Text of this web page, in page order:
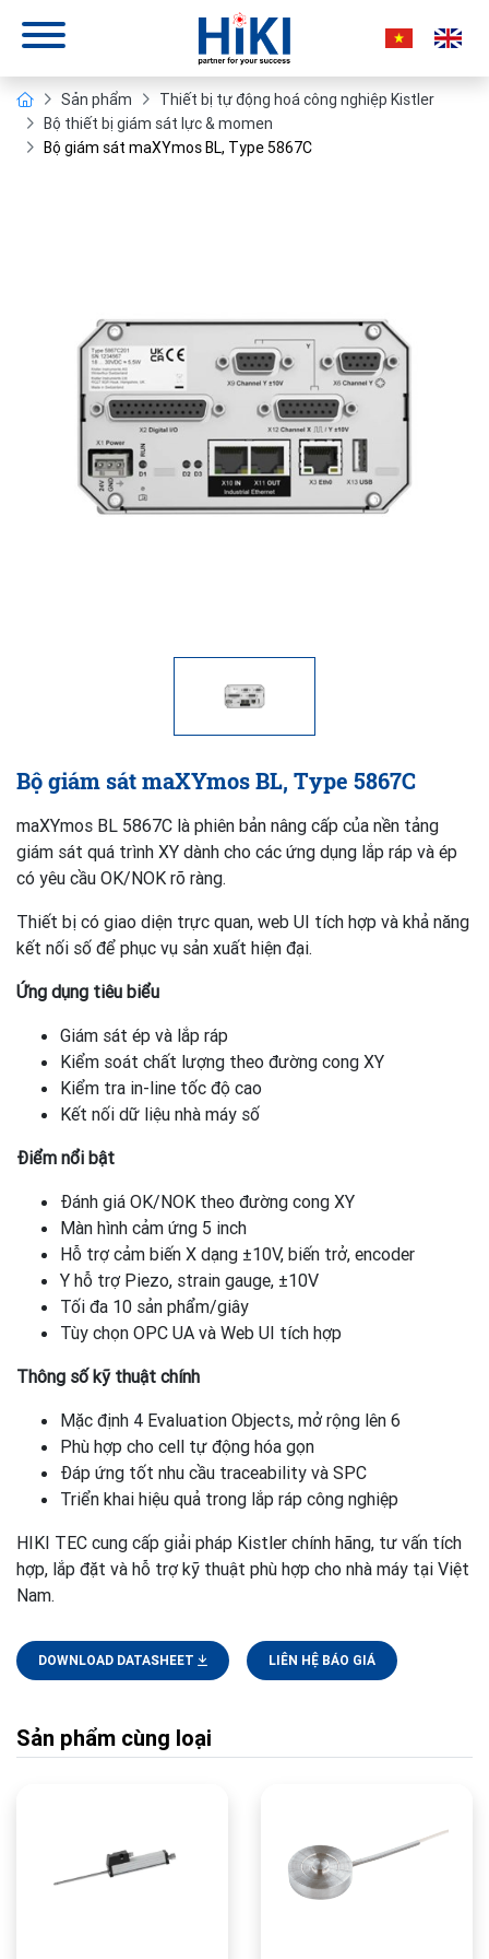
Sản phẩm
Thiết bị tự động hoá công nghiệp Kistler
Bộ thiết bị giám sát lực & momen
Bộ giám sát maXYmos BL, Type 5867C
Bộ giám sát maXYmos BL, Type 5867C
maXYmos BL 5867C là phiên bản nâng cấp của nền tảng
giám sát quá trình XY dành cho các ứng dụng lắp ráp và ép
có yêu cầu OK/NOK rõ ràng.
Thiết bị có giao diện trực quan, web UI tích hợp và khả năng
kết nối số để phục vụ sản xuất hiện đại.
Ứng dụng tiêu biểu
Giám sát ép và lắp ráp
Kiểm soát chất lượng theo đường cong XY
Kiểm tra in-line tốc độ cao
Kết nối dữ liệu nhà máy số
Điểm nổi bật
Đánh giá OK/NOK theo đường cong XY
Màn hình cảm ứng 5 inch
Hỗ trợ cảm biến X dạng ±10V, biến trở, encoder
Y hỗ trợ Piezo, strain gauge, ±10V
Tối đa 10 sản phẩm/giây
Tùy chọn OPC UA và Web UI tích hợp
Thông số kỹ thuật chính
Mặc định 4 Evaluation Objects, mở rộng lên 6
Phù hợp cho cell tự động hóa gọn
Đáp ứng tốt nhu cầu traceability và SPC
Triển khai hiệu quả trong lắp ráp công nghiệp
HIKI TEC cung cấp giải pháp Kistler chính hãng, tư vấn tích
hợp, lắp đặt và hỗ trợ kỹ thuật phù hợp cho nhà máy tại Việt
Nam.
DOWNLOAD DATASHEET LIÊN HỆ BÁO GIÁ
Sản phẩm cùng loại